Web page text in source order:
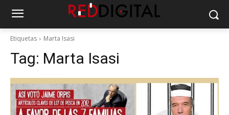
Etiquetas Marta Isasi
Tag: Marta Isasi